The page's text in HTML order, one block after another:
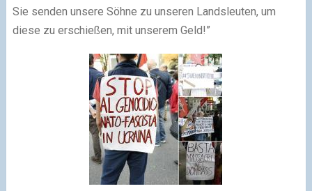
Sie senden unsere Söhne zu unseren Landsleuten, um
diese zu erschießen, mit unserem Geld!”